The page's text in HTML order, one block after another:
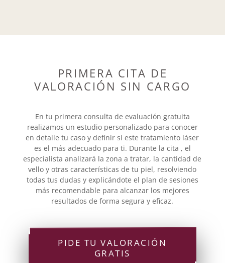
PRIMERA CITA DE
VALORACIÓN SIN CARGO
En tu primera consulta de evaluación gratuita
realizamos un estudio personalizado para conocer
en detalle tu caso y definir si este tratamiento láser
es el más adecuado para ti. Durante la cita , el
especialista analizará la zona a tratar, la cantidad de
vello y otras características de tu piel, resolviendo
todas tus dudas y explicándote el plan de sesiones
más recomendable para alcanzar los mejores
resultados de forma segura y eficaz.
PIDE TU VALORACIÓN
GRATIS